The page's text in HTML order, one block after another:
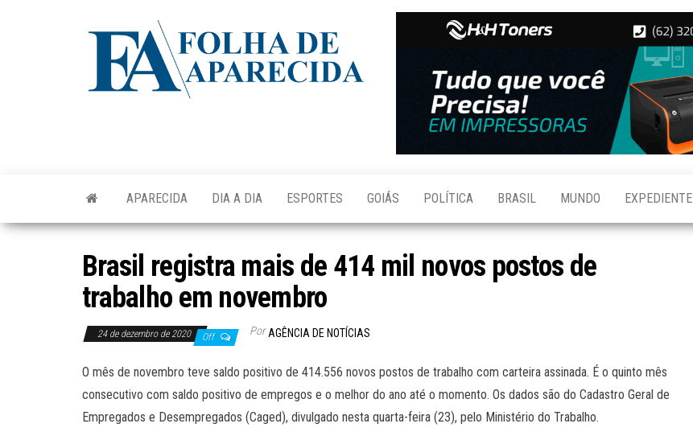
Aparecida
APARECIDA DIA A DIA ESPORTES GOIÁS POLÍTICA BRASIL MUNDO EXPEDIENTE
Brasil registra mais de 414 mil novos postos de
trabalho em novembro
24 de dezembro de 2020 Off Por AGÊNCIA DE NOTÍCIAS
O mês de novembro teve saldo positivo de 414.556 novos postos de trabalho com carteira assinada. É o quinto mês
consecutivo com saldo positivo de empregos e o melhor do ano até o momento. Os dados são do Cadastro Geral de
Empregados e Desempregados (Caged), divulgado nesta quarta-feira (23), pelo Ministério do Trabalho.